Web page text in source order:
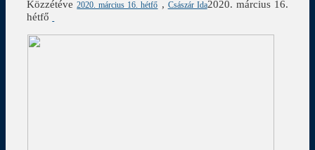
Közzétéve2020. március 16. hétfő , Császár Ida2020. március 16.
hétfő